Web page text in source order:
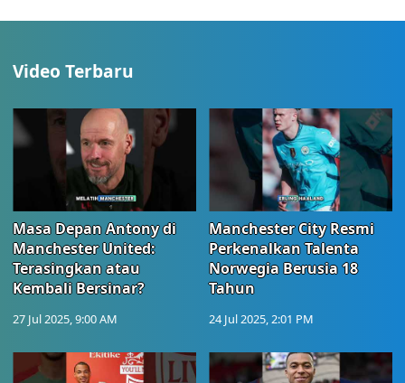
Video Terbaru
Masa Depan Antony di
Manchester United:
Terasingkan atau
Kembali Bersinar?
27 Jul 2025, 9:00 AM
Manchester City Resmi
Perkenalkan Talenta
Norwegia Berusia 18
Tahun
24 Jul 2025, 2:01 PM